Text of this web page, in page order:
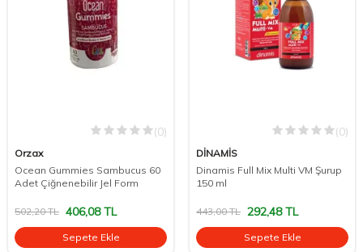
(0)
Orzax
Ocean Gummies Sambucus 60
Adet Çiğnenebilir Jel Form
502,20TL 406,08TL
Sepete Ekle
(0)
DİNAMİS
Dinamis Full Mix Multi VM Şurup
150 ml
443,00TL 292,48TL
Sepete Ekle